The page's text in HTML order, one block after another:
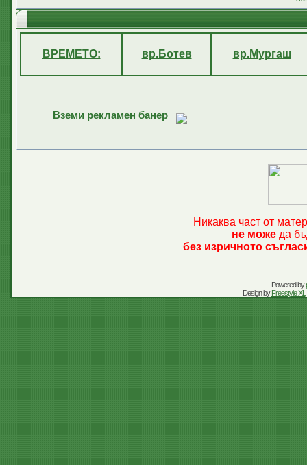
ВРЕМЕТО: вр.Ботев вр.Мургаш
Вземи рекламен банер
Никаква част от
не може да
без изричното
Powered by
Design byFreestyle XL